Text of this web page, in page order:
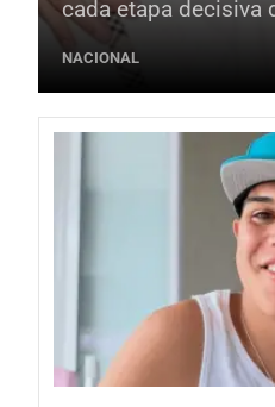
cada etapa decisiva
NACIONAL